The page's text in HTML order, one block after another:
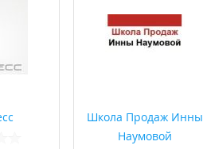
Школа Продаж Инны
Наумовой